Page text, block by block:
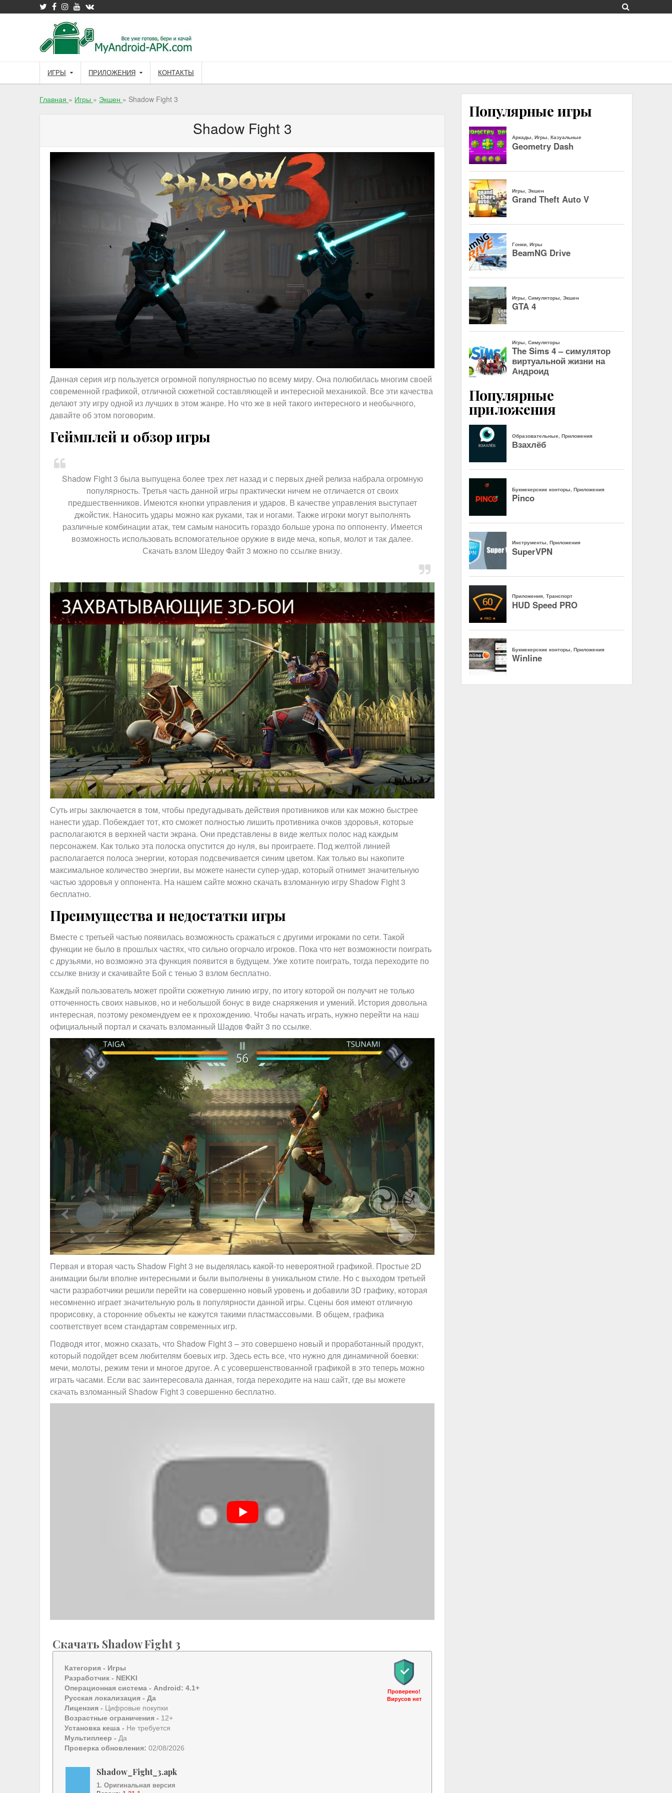
to
ИГРЫ ПРИЛОЖЕНИЯ КОНТАКТЫ
Главная » Игры » Экшен » Shadow Fight 3
Shadow Fight 3
Данная серия игр пользуется огромной популярностью по всему миру. Она полюбилась многим своей
современной графикой, отличной сюжетной составляющей и интересной механикой. Все эти качества
делают эту игру одной из лучших в этом жанре. Но что же в ней такого интересного и необычного,
давайте об этом поговорим.
Геймплей и обзор игры
Shadow Fight 3 была выпущена более трех лет назад и с первых дней релиза набрала огромную
популярность. Третья часть данной игры практически ничем не отличается от своих
предшественников. Имеются кнопки управления и ударов. В качестве управления выступает
джойстик. Наносить удары можно как руками, так и ногами. Также игроки могут выполнять
различные комбинации атак, тем самым наносить гораздо больше урона по оппоненту. Имеется
возможность использовать вспомогательное оружие в виде меча, копья, молот и так далее.
Скачать взлом Шедоу Файт 3 можно по ссылке внизу.
Суть игры заключается в том, чтобы предугадывать действия противников или как можно быстрее
нанести удар. Побеждает тот, кто сможет полностью лишить противника очков здоровья, которые
располагаются в верхней части экрана. Они представлены в виде желтых полос над каждым
персонажем. Как только эта полоска опустится до нуля, вы проиграете. Под желтой линией
располагается полоса энергии, которая подсвечивается синим цветом. Как только вы накопите
максимальное количество энергии, вы можете нанести супер-удар, который отнимет значительную
частью здоровья у оппонента. На нашем сайте можно скачать взломанную игру Shadow Fight 3
бесплатно.
Преимущества и недостатки игры
Вместе с третьей частью появилась возможность сражаться с другими игроками по сети. Такой
функции не было в прошлых частях, что сильно огорчало игроков. Пока что нет возможности поиграть
с друзьями, но возможно эта функция появится в будущем. Уже хотите поиграть, тогда переходите по
ссылке внизу и скачивайте Бой с тенью 3 взлом бесплатно.
Каждый пользователь может пройти сюжетную линию игру, по итогу которой он получит не только
отточенность своих навыков, но и небольшой бонус в виде снаряжения и умений. История довольна
интересная, поэтому рекомендуем ее к прохождению. Чтобы начать играть, нужно перейти на наш
официальный портал и скачать взломанный Шадов Файт 3 по ссылке.
Первая и вторая часть Shadow Fight 3 не выделялась какой-то невероятной графикой. Простые 2D
анимации были вполне интересными и были выполнены в уникальном стиле. Но с выходом третьей
части разработчики решили перейти на совершенно новый уровень и добавили 3D графику, которая
несомненно играет значительную роль в популярности данной игры. Сцены боя имеют отличную
прорисовку, а сторонние объекты не кажутся такими пластмассовыми. В общем, графика
соответствует всем стандартам современных игр.
Подводя итог, можно сказать, что Shadow Fight 3 – это совершено новый и проработанный продукт,
который подойдет всем любителям боевых игр. Здесь есть все, что нужно для динамичной боевки:
мечи, молоты, режим тени и многое другое. А с усовершенствованной графикой в это теперь можно
играть часами. Если вас заинтересовала данная, тогда переходите на наш сайт, где вы можете
скачать взломанный Shadow Fight 3 совершенно бесплатно.
Скачать Shadow Fight 3
Категория - Игры
Разработчик - NEKKI
Операционная система - Android: 4.1+
Русская локализация - Да
Лицензия - Цифровые покупки
Возрастные ограничения - 12+
Установка кеша - Не требуется
Мультиплеер - Да
Проверка обновления: 02/08/2026
Проверено!
Вирусов нет
Shadow_Fight_3.apk
1. Оригинальная версия
Популярные игры
Популярные
приложения